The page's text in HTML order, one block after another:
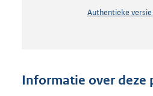
Authentieke versie
Informatie over deze